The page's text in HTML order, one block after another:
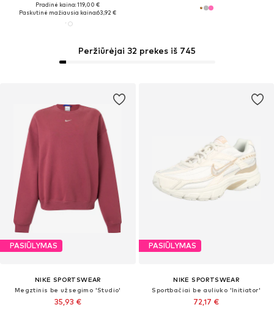
Peržiūrėjai 32 prekes iš 745
Pradinė kaina: 119,00 €
Paskutinė mažiausia kaina:63,92 €
PASIŪLYMAS
NIKE SPORTSWEAR
Megztinis be užsegimo 'Studio'
35,93 €
PASIŪLYMAS
NIKE SPORTSWEAR
Sportbačiai be auliuko 'Initiator'
72,17 €